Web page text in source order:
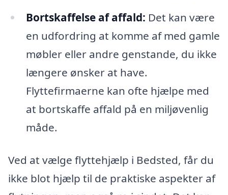
Bortskaffelse af affald: Det kan være
en udfordring at komme af med gamle
møbler eller andre genstande, du ikke
længere ønsker at have.
Flyttefirmaerne kan ofte hjælpe med
at bortskaffe affald på en miljøvenlig
måde.
Ved at vælge flyttehjælp i Bedsted, får du
ikke blot hjælp til de praktiske aspekter af